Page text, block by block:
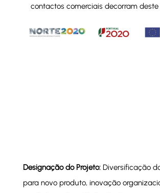
contactos comerciais decorram deste
Designação do Projeto: Diversificação
para novo produto, inovação